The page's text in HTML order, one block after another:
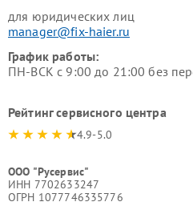
для юридических лиц
manager@fix-haier.ru
График работы:
ПН-ВСК с 9:00 до 21:00 без
Рейтинг сервисного центра
4.9-5.0
ООО "Русервис"
ИНН 7702633247
ОГРН 1077746335776